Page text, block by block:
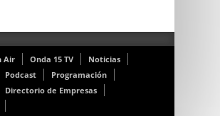
Air Onda 15 TV
Noticias
Podcast
Programación
Directorio de Empresas